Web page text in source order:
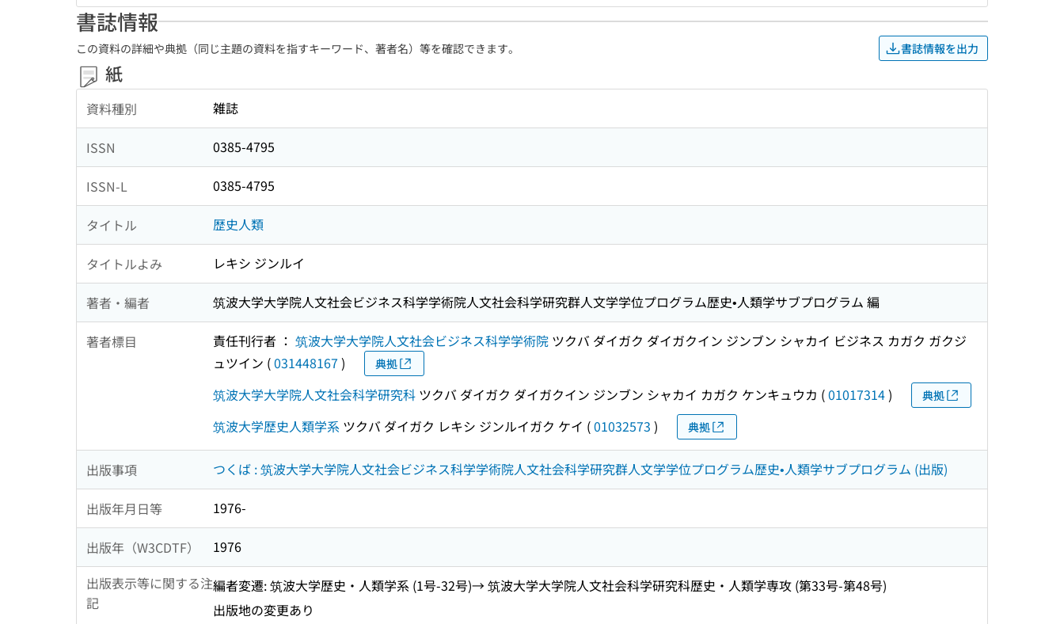
書誌情報
この資料の詳細や典拠（同じ主題の資料を指すキーワード、著者名）等を確認できます。 書誌情報を出力
紙
資料種別 雑誌
ISSN 0385-4795
ISSN-L 0385-4795
タイトル 歴史人類
タイトルよみ レキシ ジンルイ
著者・編者 筑波大学大学院人文社会ビジネス科学学術院人文社会科学研究群人文学学位プログラム歴史•人類学サブプログラム 編
著者標目 責任刊行者 ： 筑波大学大学院人文社会ビジネス科学学術院 ツクバ ダイガク ダイガクイン ジンブン シャカイ ビジネス カガク ガクジ
ュツイン (031448167 ) 典拠
筑波大学大学院人文社会科学研究科 ツクバ ダイガク ダイガクイン ジンブン シャカイ カガク ケンキュウカ (01017314) 典拠
筑波大学歴史人類学系 ツクバ ダイガク レキシ ジンルイガク ケイ (01032573 ) 典拠
出版事項 つくば : 筑波大学大学院人文社会ビジネス科学学術院人文社会科学研究群人文学学位プログラム歴史•人類学サブプログラム (出版)
出版年月日等 1976-
出版年（W3CDTF）
1976
出版表示等に関する注
記
編者変遷: 筑波大学歴史・人類学系 (1号-32号)→ 筑波大学大学院人文社会科学研究科歴史・人類学専攻 (第33号-第48号)
出版地の変更あり